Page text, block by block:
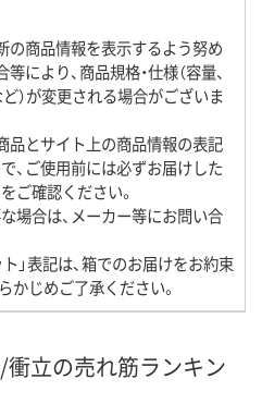
の商品情報を表示するよう努め
により、商品規格・仕様（容量、
）が変更される場合がございま
品とサイト上の商品情報の表記
、ご使用前には必ずお届けした
ご確認ください。
場合は、メーカー等にお問い合
」表記は、箱でのお届けをお約束
かじめご了承ください。
立の売れ筋ランキン